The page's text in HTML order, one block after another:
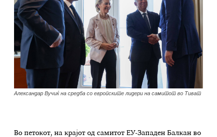
Александар Вучиќ на средба со европските лидери на самитот во Тиват
Во петокот, на крајот од самитот ЕУ-Западен Балкан во